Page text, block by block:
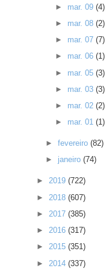
► mar. 09 (4)
► mar. 08 (2)
► mar. 07 (7)
► mar. 06 (1)
► mar. 05 (3)
► mar. 03 (3)
► mar. 02 (2)
► mar. 01 (1)
►fevereiro(82)
► janeiro(74)
► 2019 (722)
► 2018 (607)
► 2017 (385)
► 2016 (317)
► 2015 (351)
► 2014 (337)